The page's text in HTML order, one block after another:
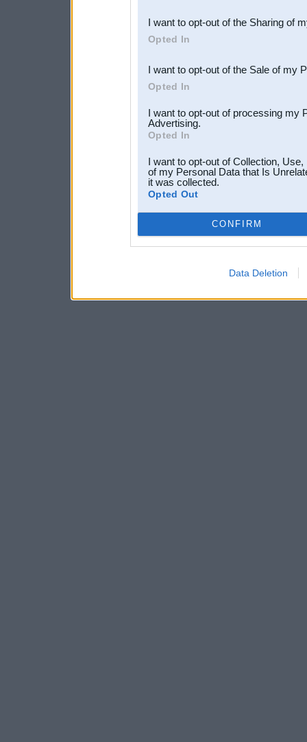
Downstream Participants
third parties.
I want to opt-out of the Sharing of
Opted In
I want to opt-out of the Sale of my
Opted In
I want to opt-out of processing my
Advertising.
Opted In
I want to opt-out of Collection,
of my Personal Data that Is
it was collected.
Opted Out
CONFIRM
Data Deletion